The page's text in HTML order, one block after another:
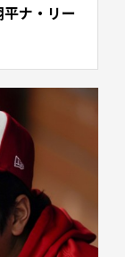
ナ・リー